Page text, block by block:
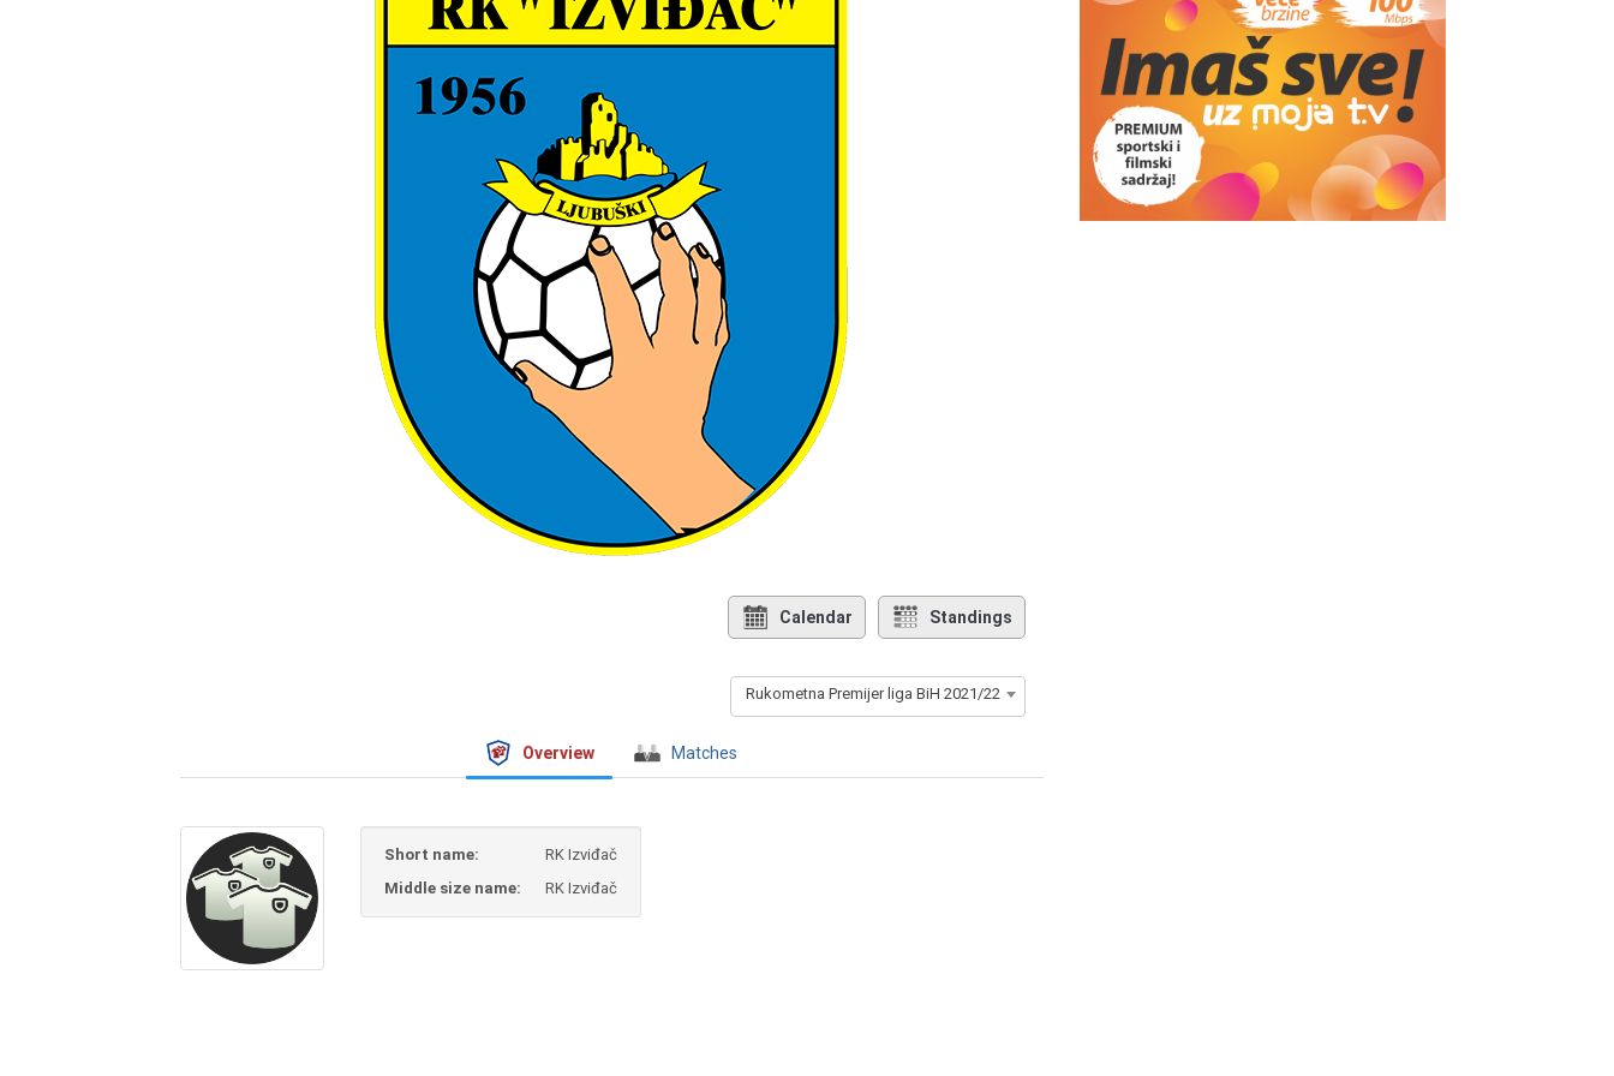
Calendar Standings
Rukometna Premijer liga BiH 2021/22
Overview Matches
Short name:
RK Izviđač
Middle size name:
RK Izviđač